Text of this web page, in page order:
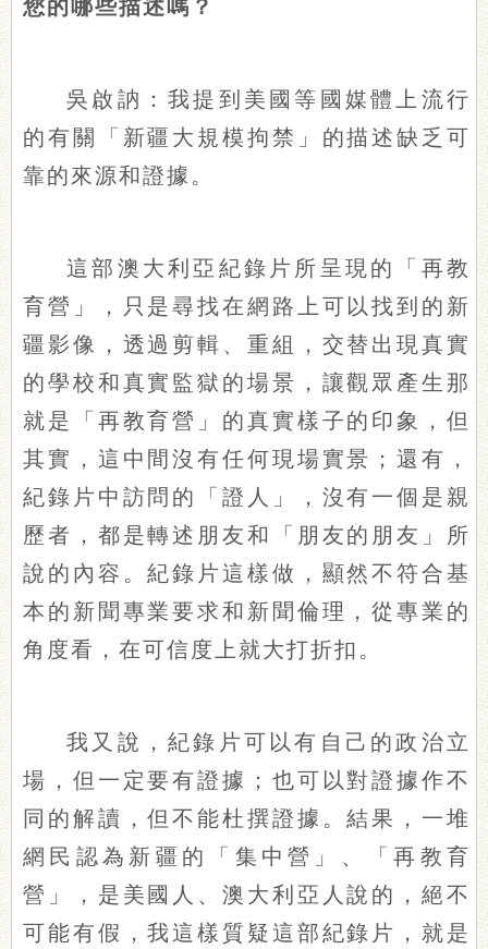
您的哪些描述嗎？
吳啟訥：我提到美國等國媒體上流行
的有關「新疆大規模拘禁」的描述缺乏可
靠的來源和證據。
這部澳大利亞紀錄片所呈現的「再教
育營」，只是尋找在網路上可以找到的新
疆影像，透過剪輯、重組，交替出現真實
的學校和真實監獄的場景，讓觀眾產生那
就是「再教育營」的真實樣子的印象，但
其實，這中間沒有任何現場實景；還有，
紀錄片中訪問的「證人」，沒有一個是親
歷者，都是轉述朋友和「朋友的朋友」所
說的內容。紀錄片這樣做，顯然不符合基
本的新聞專業要求和新聞倫理，從專業的
角度看，在可信度上就大打折扣。
我又說，紀錄片可以有自己的政治立
場，但一定要有證據；也可以對證據作不
同的解讀，但不能杜撰證據。結果，一堆
網民認為新疆的「集中營」、「再教育
營」，是美國人、澳大利亞人說的，絕不
可能有假，我這樣質疑這部紀錄片，就是